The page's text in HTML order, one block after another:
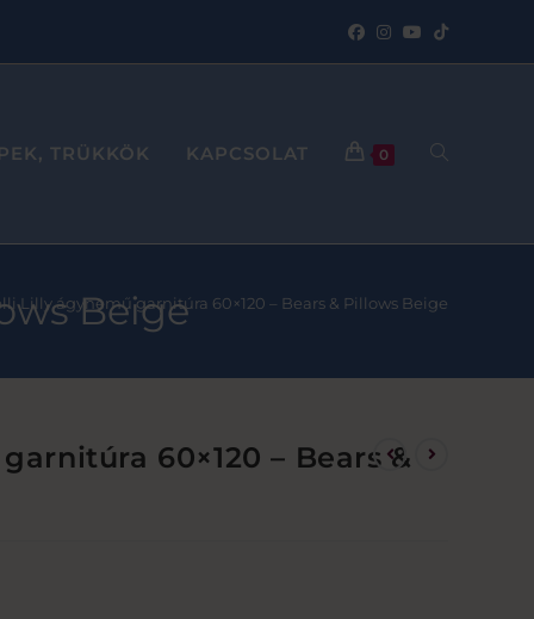
TRÜKKÖK KAPCSOLAT 0
Beige
Lilly ágynemű garnitúra 60×120 – Bears & Pillows Beige
60×120 – Bears &